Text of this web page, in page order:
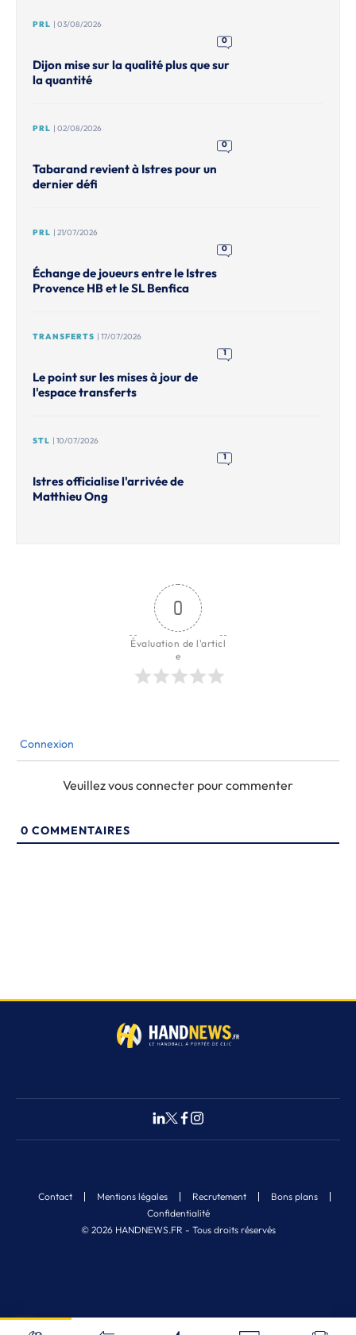
Fermer
PRL | 03/08/2026
0
Dijon mise sur la qualité plus que sur
la quantité
PRL | 02/08/2026
0
Tabarand revient à Istres pour un
dernier défi
PRL | 21/07/2026
0
Échange de joueurs entre le Istres
Provence HB et le SL Benfica
TRANSFERTS | 17/07/2026
1
Le point sur les mises à jour de
l'espace transferts
STL | 10/07/2026
1
Istres officialise l'arrivée de
Matthieu Ong
0
Évaluation de l'articl
e
Connexion
Veuillez vous connecter pour commenter
0 COMMENTAIRES
© 2026 HANDNEWS.FR - Tous droits réservés
Contact Mentions légales Recrutement
Bons plans
Confidentialité
Nos derniers articles